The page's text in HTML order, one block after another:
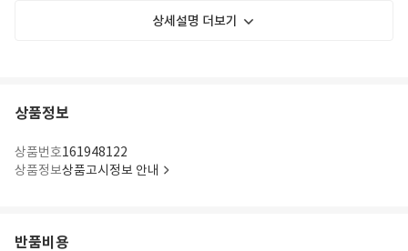
상세설명 더보기
상품정보
상품번호161948122
상품정보상품고시정보 안내
반품비용